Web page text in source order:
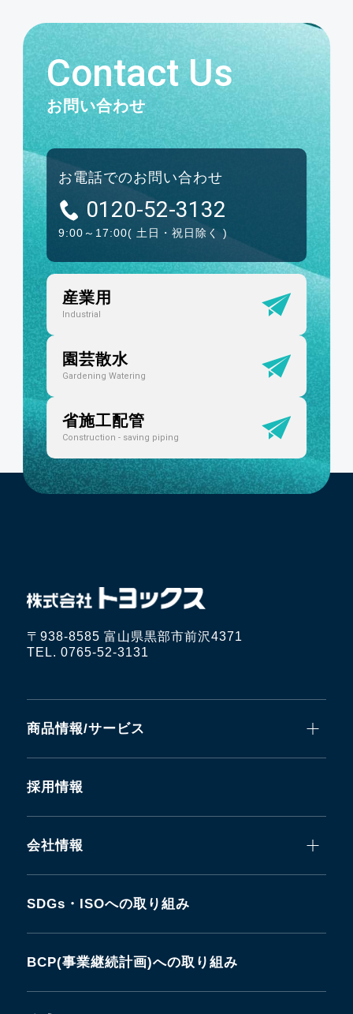
Contact Us
お問い合わせ
お電話でのお問い合わせ
0120-52-3132
9:00～17:00( 土日・祝日除く )
産業用
Industrial
園芸散水
Gardening Watering
省施工配管
Construction - saving piping
〒938-8585 富山県黒部市前沢4371
TEL. 0765-52-3131
商品情報/サービス
採用情報
会社情報
SDGs・ISOへの取り組み
BCP(事業継続計画)への取り組み